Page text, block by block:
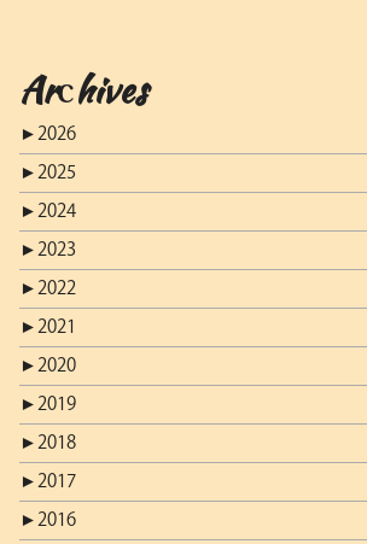
Archives
► 2026
► 2025
► 2024
► 2023
► 2022
► 2021
► 2020
► 2019
► 2018
► 2017
► 2016